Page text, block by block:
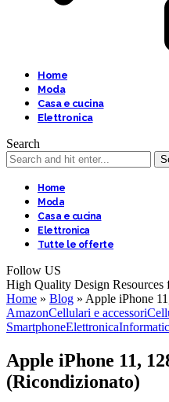
Home
Moda
Casa e cucina
Elettronica
Search
Home
Moda
Casa e cucina
Elettronica
Tutte le offerte
Follow US
High Quality Design Resources
Home » Blog » Apple iPhone
AmazonCellulari e accessori
SmartphoneElettronica
Apple iPhone 11,
(Ricondizionato)